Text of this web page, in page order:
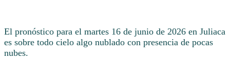
El pronóstico para el martes 16 de junio de 2026 en Juliaca
es sobre todo cielo algo nublado con presencia de pocas
nubes.